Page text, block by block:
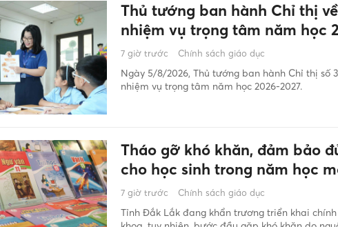
Thủ tướng ban hành Chỉ thị
nhiệm vụ trọng tâm năm học
7 giờ trước Chính sách giáo dục
Ngày 5/8/2026, Thủ tướng ban hành Chỉ thị số
nhiệm vụ trọng tâm năm học 2026-2027.
Tháo gỡ khó khăn, đảm bảo
cho học sinh trong năm học
7 giờ trước Chính sách giáo dục
Tỉnh Đắk Lắk đang khẩn trương triển khai